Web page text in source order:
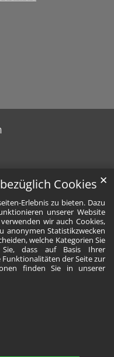
Cookies
Erlebnis zu bieten. Dazu
unserer Website
wir auch Cookies,
anonymen Statistikzwecken
welche Kategorien Sie
dass auf Basis Ihrer
der Seite zur
finden Sie in unserer
✕
auf YouTube